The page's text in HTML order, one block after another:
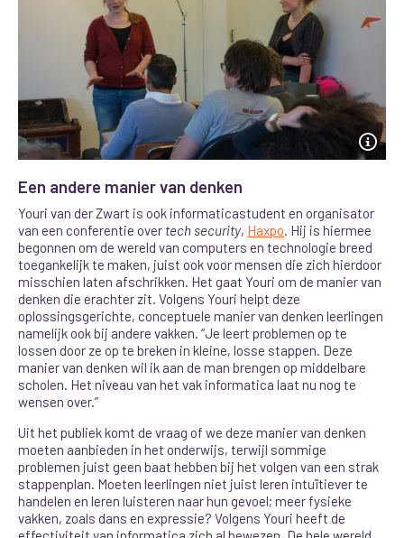
Een andere manier van denken
Youri van der Zwart is ook informaticastudent en organisator
van een conferentie over tech security, Haxpo. Hij is hiermee
begonnen om de wereld van computers en technologie breed
toegankelijk te maken, juist ook voor mensen die zich hierdoor
misschien laten afschrikken. Het gaat Youri om de manier van
denken die erachter zit. Volgens Youri helpt deze
oplossingsgerichte, conceptuele manier van denken leerlingen
namelijk ook bij andere vakken. “Je leert problemen op te
lossen door ze op te breken in kleine, losse stappen. Deze
manier van denken wil ik aan de man brengen op middelbare
scholen. Het niveau van het vak informatica laat nu nog te
wensen over.”
Uit het publiek komt de vraag of we deze manier van denken
moeten aanbieden in het onderwijs, terwijl sommige
problemen juist geen baat hebben bij het volgen van een strak
stappenplan. Moeten leerlingen niet juist leren intuïtiever te
handelen en leren luisteren naar hun gevoel; meer fysieke
vakken, zoals dans en expressie? Volgens Youri heeft de